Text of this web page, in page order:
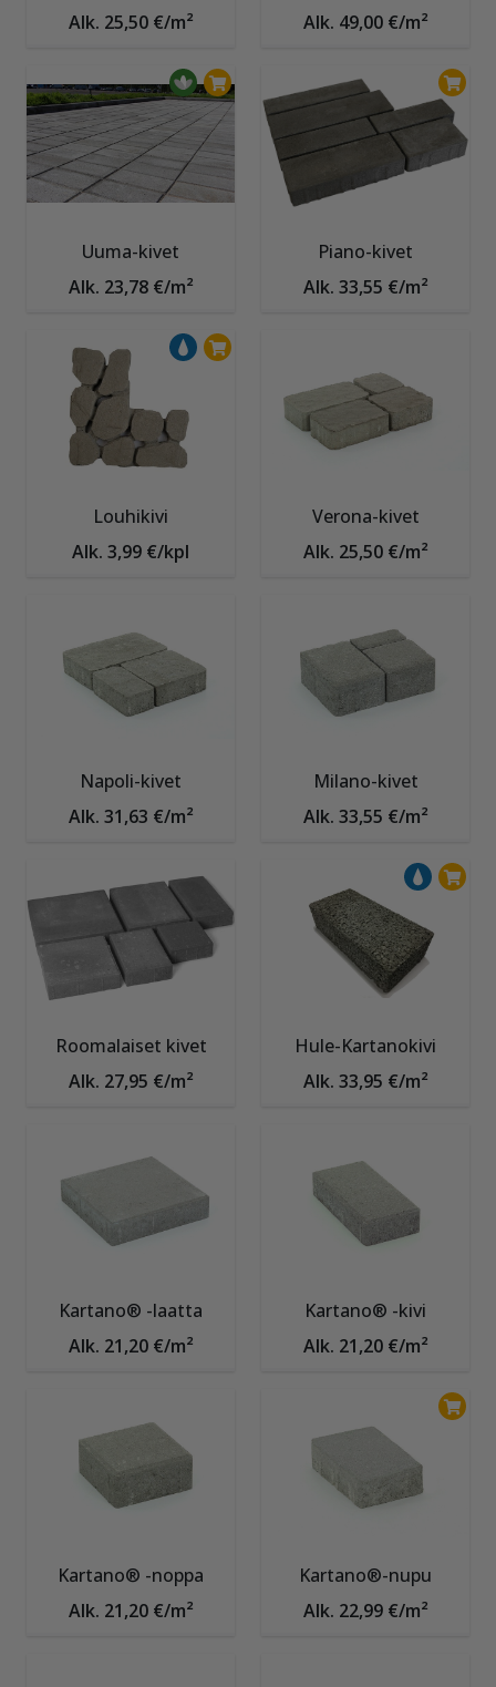
Alk. 25,50 €/m²
Alk. 49,00 €/m²
Uuma-kivet
Alk. 23,78 €/m²
Piano-kivet
Alk. 33,55 €/m²
Louhikivi
Alk. 3,99 €/kpl
Verona-kivet
Alk. 25,50 €/m²
Napoli-kivet
Alk. 31,63 €/m²
Milano-kivet
Alk. 33,55 €/m²
Roomalaiset kivet
Alk. 27,95 €/m²
Hule-Kartanokivi
Alk. 33,95 €/m²
Kartano® -laatta
Alk. 21,20 €/m²
Kartano® -kivi
Alk. 21,20 €/m²
Kartano® -noppa
Alk. 21,20 €/m²
Kartano®-nupu
Alk. 22,99 €/m²